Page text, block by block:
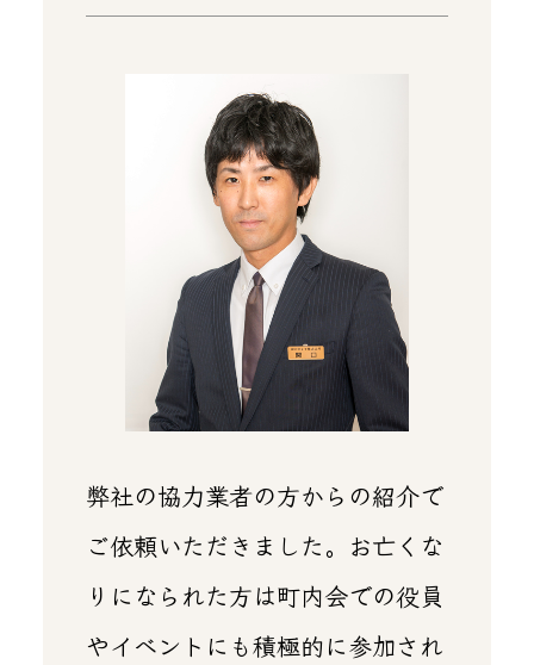
弊社の協力業者の方からの紹介で
ご依頼いただきました。お亡くな
りになられた方は町内会での役員
やイベントにも積極的に参加され